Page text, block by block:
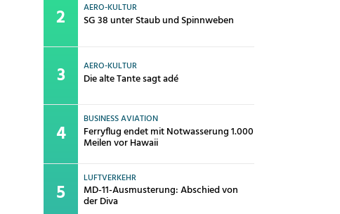
AERO-KULTUR
SG 38 unter Staub und Spinnweben
AERO-KULTUR
Die alte Tante sagt adé
BUSINESS AVIATION
Ferryflug endet mit Notwasserung 1.000
Meilen vor Hawaii
LUFTVERKEHR
MD-11-Ausmusterung: Abschied von
der Diva